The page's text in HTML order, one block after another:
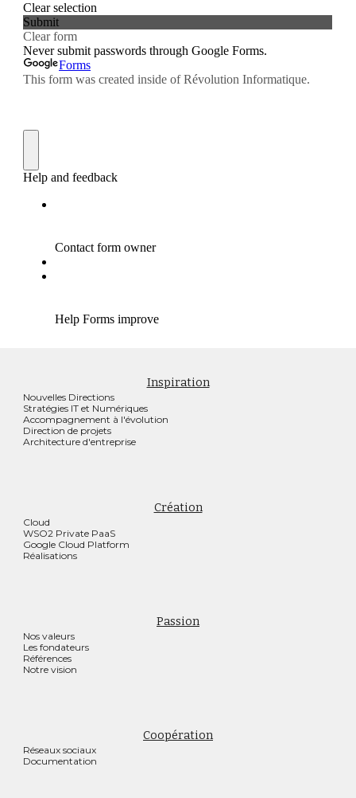
Inspiration
Nouvelles Directions
Stratégies IT et Numériques
Accompagnement à l'évolution
Direction de projets
Architecture d'entreprise
Création
Cloud
WSO2 Private PaaS
Google Cloud Platform
Réalisations
Passion
Nos valeurs
Les fondateurs
Références
Notre vision
Coopération
Réseaux sociaux
Documentation